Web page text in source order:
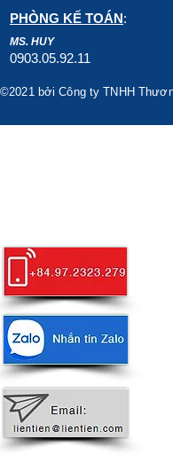
PHÒNG KẾ TOÁN:
MS. HUY
0903.05.92.11
©2021 bởi Công ty TNHH